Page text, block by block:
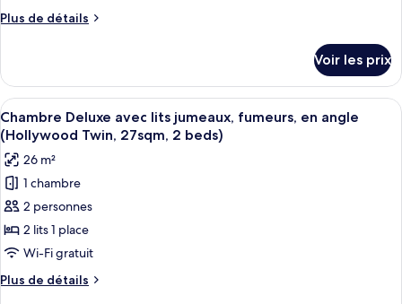
chambre :
Deluxe,
fumeurs,
en
angle
(3
beds)
Plus de détails
Plus
le
type
de
chambre
Chambre
Triple
Deluxe,
fumeurs,
en
angle
beds)
Voir les prix
Afficher
toutes
les
photos
pour
ce
type
de
chambre :
Chambre
Un lit double avec du linge de lit
16
Chambre Deluxe avec lits jumeaux, fumeurs, en angle
(Hollywood Twin, 27sqm, 2 beds)
26 m²
1 chambre
2 personnes
2 lits 1 place
Wi-Fi gratuit
Plus de détails
Plus